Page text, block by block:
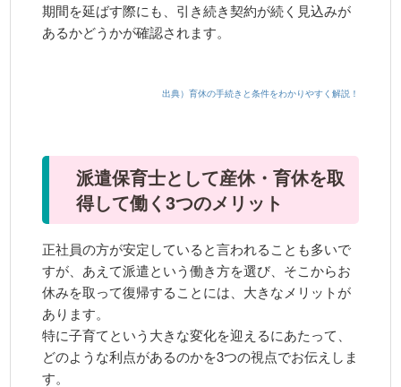
期間を延ばす際にも、引き続き契約が続く見込みが
あるかどうかが確認されます。
出典）育休の手続きと条件をわかりやすく解説！
派遣保育士として産休・育休を取
得して働く3つのメリット
正社員の方が安定していると言われることも多いで
すが、あえて派遣という働き方を選び、そこからお
休みを取って復帰することには、大きなメリットが
あります。
特に子育てという大きな変化を迎えるにあたって、
どのような利点があるのかを3つの視点でお伝えしま
す。